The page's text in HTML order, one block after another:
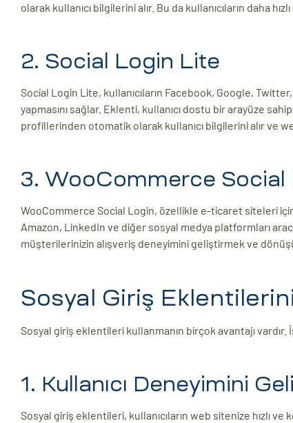
olarak kullanıcı bilgilerini alır. Bu da kullanıcıların daha
2. Social Login Lite
Social Login Lite, kullanıcıların Facebook, Google,
yapmasını sağlar. Eklenti, kullanıcı dostu bir arayüze
profillerinden otomatik olarak kullanıcı bilgilerini alır ve
3. WooCommerce Social
WooCommerce Social Login, özellikle e-ticaret siteleri
Amazon, LinkedIn ve diğer sosyal medya platformları
müşterilerinizin alışveriş deneyimini geliştirmek ve
Sosyal Giriş
Sosyal giriş eklentileri kullanmanın birçok avantajı vardır.
1. Kullanıcı Deneyimini
Sosyal giriş eklentileri, kullanıcıların web sitenize hızlı